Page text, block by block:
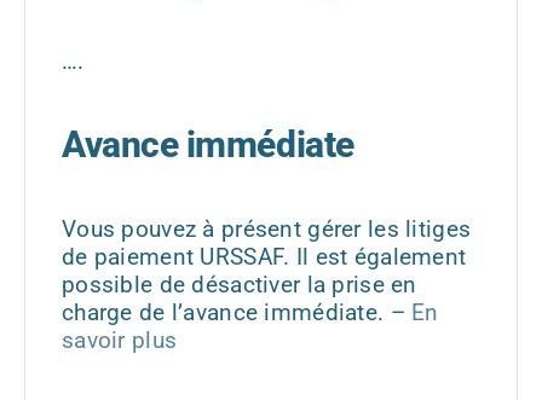
….
Avance immédiate
Vous pouvez à présent gérer les litiges
de paiement URSSAF. Il est également
possible de désactiver la prise en
charge de l’avance immédiate. – En
savoir plus